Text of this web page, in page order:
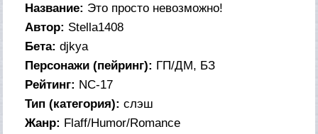
Название: Это просто невозможно!
Автор: Stella1408
Бета: djkya
Персонажи (пейринг): ГП/ДМ, БЗ
Рейтинг: NC-17
Тип (категория): слэш
Жанр: Flaff/Humor/Romance